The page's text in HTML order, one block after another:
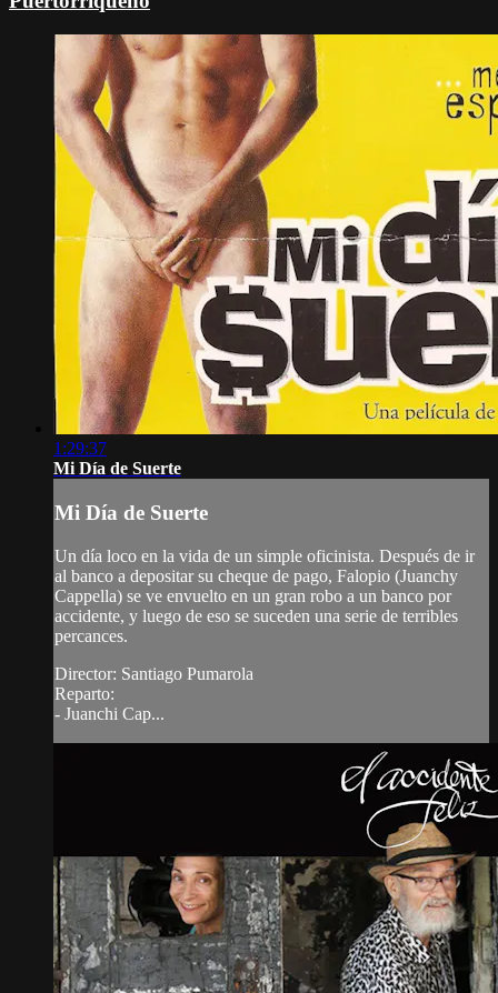
1:29:37
Mi Día de Suerte
Mi Día de Suerte
Un día loco en la vida de un simple oficinista. Después de ir
al banco a depositar su cheque de pago, Falopio (Juanchy
Cappella) se ve envuelto en un gran robo a un banco por
accidente, y luego de eso se suceden una serie de terribles
percances.
Director: Santiago Pumarola
Reparto:
- Juanchi Cap...